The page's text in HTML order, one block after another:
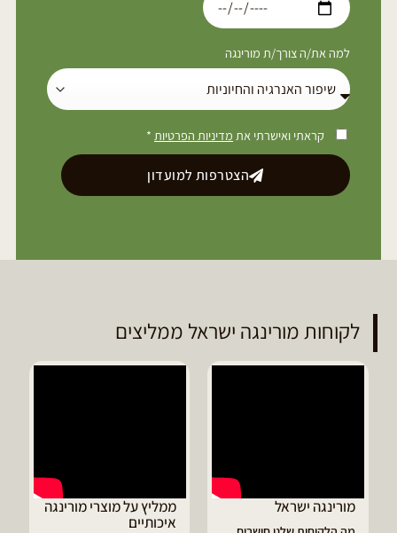
למה את/ה צורך/ת מורינגה
קראתי ואישרתי את מדיניות הפרטיות*
הצטרפות למועדון
לקוחות מורינגה ישראל ממליצים
ממליץ על מוצרי מורינגה
איכותיים
דיוויד ממליץ על טבליות
מורינגה